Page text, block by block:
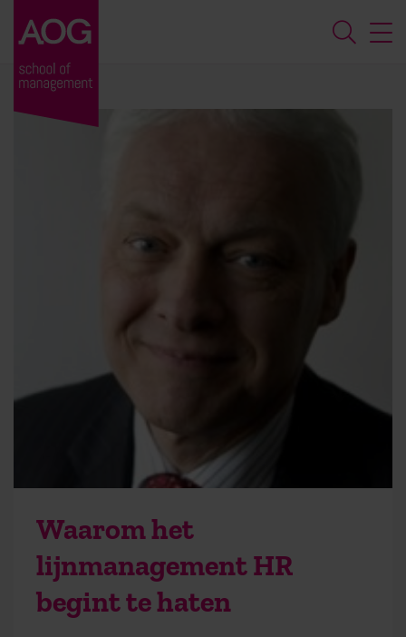
Waarom het
lijnmanagement HR
begint te haten